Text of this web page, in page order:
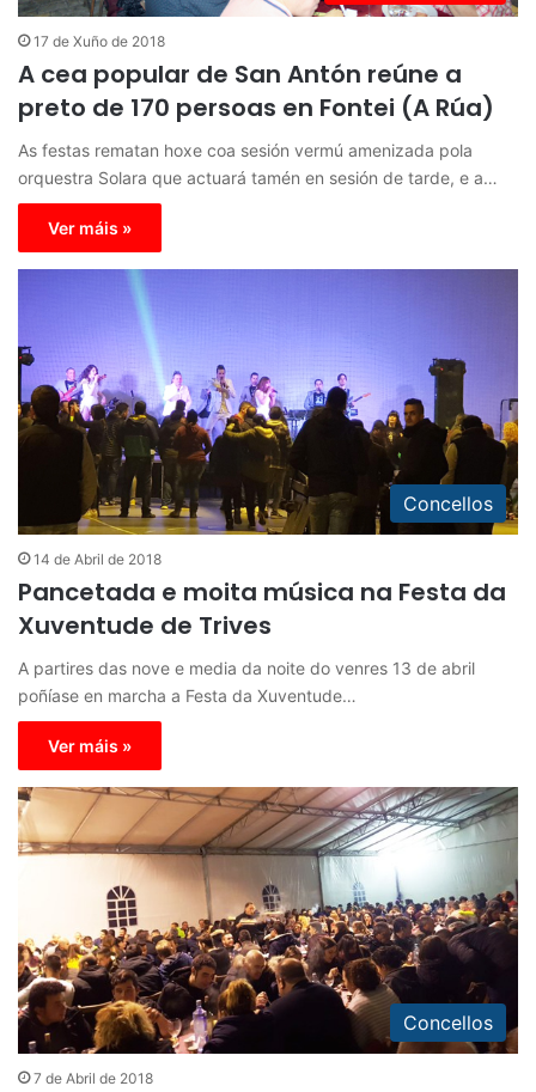
17 de Xuño de 2018
A cea popular de San Antón reúne a
preto de 170 persoas en Fontei (A Rúa)
As festas rematan hoxe coa sesión vermú amenizada pola
orquestra Solara que actuará tamén en sesión de tarde, e a…
Ver máis »
Concellos
14 de Abril de 2018
Pancetada e moita música na Festa da
Xuventude de Trives
A partires das nove e media da noite do venres 13 de abril
poñíase en marcha a Festa da Xuventude…
Ver máis »
Concellos
7 de Abril de 2018